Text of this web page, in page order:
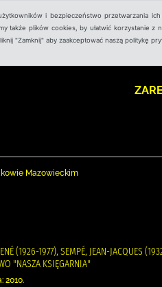
i bezpieczeństwo przetwarzania
także plików cookies, by ułatwić korzystanie
"Zamknij" aby zaakceptować naszą politykę
Mazowieckim
(1926-1977), SEMPÉ, JEAN-JACQUES
"NASZA KSIĘGARNIA"
2010.